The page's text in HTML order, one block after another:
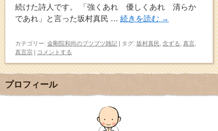
続けた詩人です。 「強くあれ 優しくあれ 清らか
であれ」と言った坂村真民 … 続きを読む →
カテゴリー: 金剛院和尚のブツブツ雑記 | タグ: 坂村真民 念ずる 真言
真言宗 | コメントする
プロフィール